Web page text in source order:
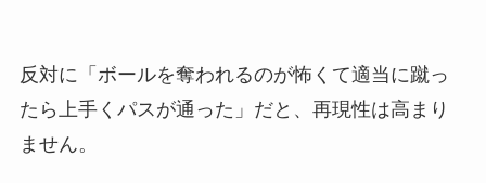
反対に「ボールを奪われるのが怖くて適当に蹴っ
たら上手くパスが通った」だと、再現性は高まり
ません。